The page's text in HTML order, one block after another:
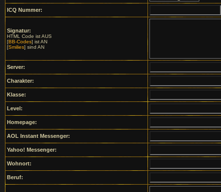
ICQ Nummer:
Signatur:
HTML Code ist AUS
[BB-Codes] ist AN
[Smilies] sind AN
Server:
Charakter:
Klasse:
Level:
Homepage:
AOL Instant Messenger:
Yahoo! Messenger:
Wohnort:
Beruf: